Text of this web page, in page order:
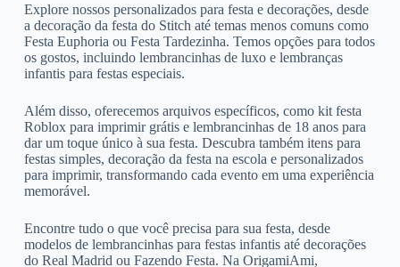
Explore nossos personalizados para festa e decorações, desde
a decoração da festa do Stitch até temas menos comuns como
Festa Euphoria ou Festa Tardezinha. Temos opções para todos
os gostos, incluindo lembrancinhas de luxo e lembranças
infantis para festas especiais.
Além disso, oferecemos arquivos específicos, como kit festa
Roblox para imprimir grátis e lembrancinhas de 18 anos para
dar um toque único à sua festa. Descubra também itens para
festas simples, decoração da festa na escola e personalizados
para imprimir, transformando cada evento em uma experiência
memorável.
Encontre tudo o que você precisa para sua festa, desde
modelos de lembrancinhas para festas infantis até decorações
do Real Madrid ou Fazendo Festa. Na OrigamiAmi,